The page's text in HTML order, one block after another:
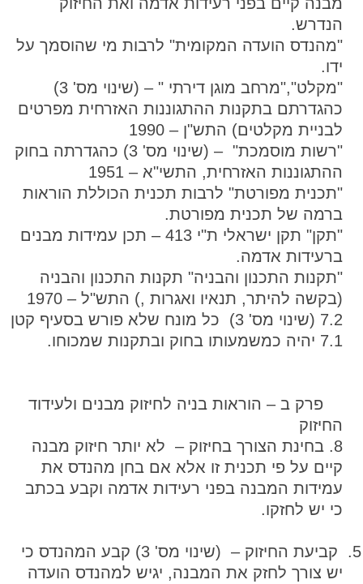
הנדרש.
"מהנדס הועדה המקומית" לרבות מי שהוסמך על
ידו.
"מקלט","מרחב מוגן דירתי " – (שינוי מס' 3)
כהגדרתם בתקנות ההתגוננות האזרחית מפרטים
לבניית מקלטים) התש"ן – 1990
"רשות מוסמכת" – (שינוי מס' 3) כהגדרתה בחוק
ההתגוננות האזרחית, התשי"א – 1951
"תכנית מפורטת" לרבות תכנית הכוללת הוראות
ברמה של תכנית מפורטת.
"תקן" תקן ישראלי ת"י 413 – תכן עמידות מבנים
ברעידות אדמה.
"תקנות התכנון והבניה" תקנות התכנון והבניה
(בקשה להיתר, תנאיו ואגרות ,) התש"ל – 1970
7.2 (שינוי מס' 3) כל מונח שלא פורש בסעיף קטן
7.1 יהיה כמשמעותו בחוק ובתקנות שמכוחו.
פרק ב – הוראות בניה לחיזוק מבנים ולעידוד
החיזוק
8. בחינת הצורך בחיזוק – לא יותר חיזוק מבנה
קיים על פי תכנית זו אלא אם בחן מהנדס את
עמידות המבנה בפני רעידות אדמה וקבע בכתב
כי יש לחזקו.
קביעת החיזוק – (שינוי מס' 3) קבע המהנדס כי
יש צורך לחזק את המבנה, יגיש למהנדס הועדה